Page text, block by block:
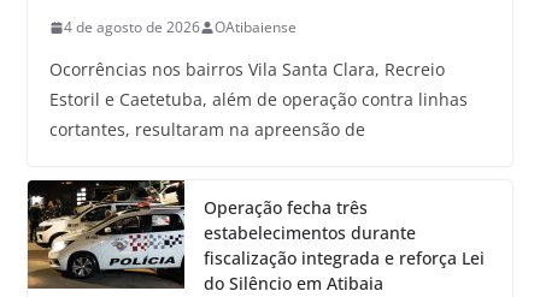
4 de agosto de 2026 OAtibaiense
Ocorrências nos bairros Vila Santa Clara, Recreio
Estoril e Caetetuba, além de operação contra linhas
cortantes, resultaram na apreensão de
Operação fecha três
estabelecimentos durante
fiscalização integrada e reforça Lei
do Silêncio em Atibaia